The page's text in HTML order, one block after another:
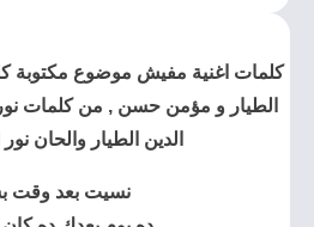
كلمات اغنية مفيش موضوع مكتوبة
الطيار و مؤمن حسن , من كلمات نور
الدين الطيار والحان نور
نسيت بعد وقت